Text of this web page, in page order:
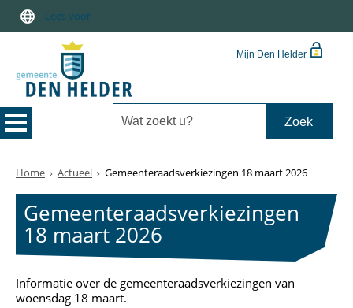
Lees voor
Mijn Den Helder
Home Actueel Gemeenteraadsverkiezingen 18 maart 2026
Gemeenteraadsverkiezingen
18 maart 2026
Informatie over de gemeenteraadsverkiezingen van
woensdag 18 maart.